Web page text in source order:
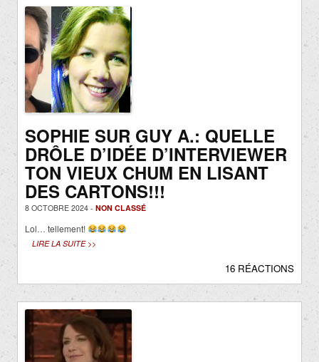
SOPHIE SUR GUY A.: QUELLE
DRÔLE D’IDÉE D’INTERVIEWER
TON VIEUX CHUM EN LISANT
DES CARTONS!!!
8 OCTOBRE 2024 - NON CLASSÉ
Lol… tellement!
LIRE LA SUITE >>
16 RÉACTIONS